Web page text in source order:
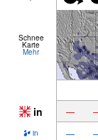
Schnee
Karte
Mehr
in —
in —